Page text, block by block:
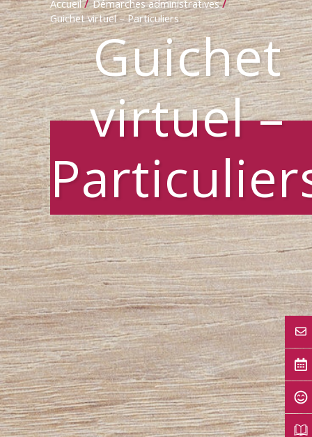
Accueil Démarches administratives
Guichet virtuel – Particuliers
Guichet
virtuel –